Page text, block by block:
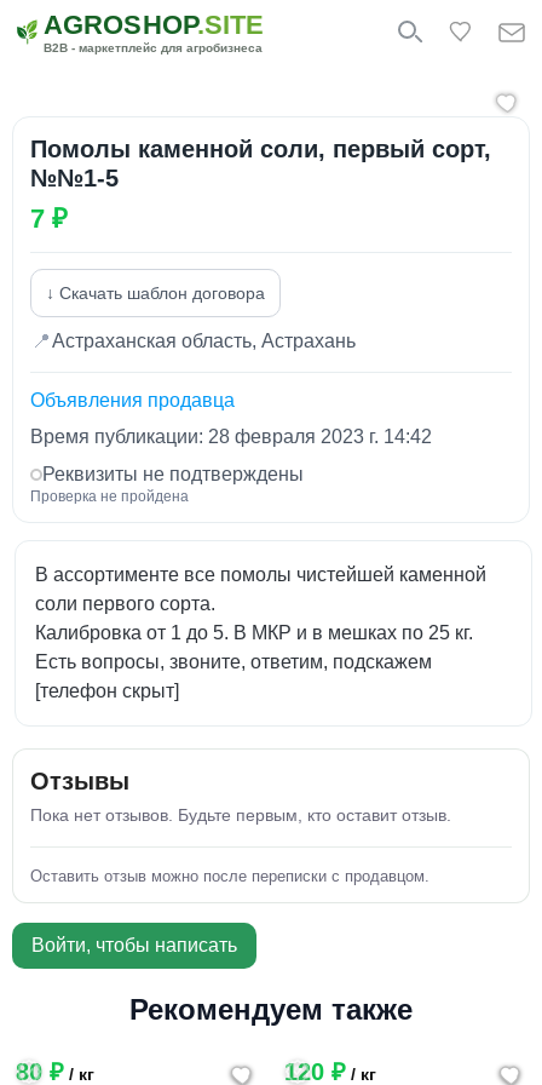
AGROSHOP.SITE
B2B - маркетплейс для агробизнеса
Помолы каменной соли, первый сорт,
№№1-5
7 ₽
↓ Скачать шаблон договора
📍Астраханская область, Астрахань
Объявления продавца
Время публикации: 28 февраля 2023 г. 14:42
Реквизиты не подтверждены
Проверка не пройдена
В ассортименте все помолы чистейшей каменной
соли первого сорта.
Калибровка от 1 до 5. В МКР и в мешках по 25 кг.
Есть вопросы, звоните, ответим, подскажем
[телефон скрыт]
Отзывы
Пока нет отзывов. Будьте первым, кто оставит отзыв.
Оставить отзыв можно после переписки с продавцом.
Войти, чтобы написать
Рекомендуем также
80 ₽ / кг 120 ₽/ кг